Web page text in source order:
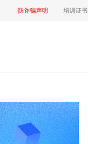
防诈骗声明 培训证